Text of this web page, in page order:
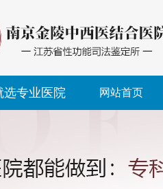
选专业医院 网站首页